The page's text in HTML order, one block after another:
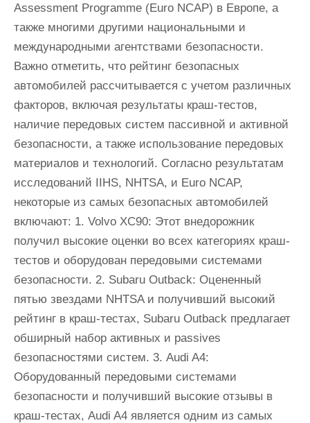
Assessment Programme (Euro NCAP) в Европе, а
также многими другими национальными и
международными агентствами безопасности.
Важно отметить, что рейтинг безопасных
автомобилей рассчитывается с учетом различных
факторов, включая результаты краш-тестов,
наличие передовых систем пассивной и активной
безопасности, а также использование передовых
материалов и технологий. Согласно результатам
исследований IIHS, NHTSA, и Euro NCAP,
некоторые из самых безопасных автомобилей
включают: 1. Volvo XC90: Этот внедорожник
получил высокие оценки во всех категориях краш-
тестов и оборудован передовыми системами
безопасности. 2. Subaru Outback: Оцененный
пятью звездами NHTSA и получивший высокий
рейтинг в краш-тестах, Subaru Outback предлагает
обширный набор активных и passives
безопасностями систем. 3. Audi A4:
Оборудованный передовыми системами
безопасности и получивший высокие отзывы в
краш-тестах, Audi A4 является одним из самых